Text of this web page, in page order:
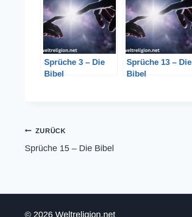
Sprüche 3 – Die
Bibel
Sprüche 13 – Die
Bibel
Beitragsnavigation
ZURÜCK
Sprüche 15 – Die Bibel
© 2026 Weltreligion.net